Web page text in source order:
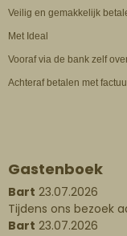
Veilig en gemakkelijk
Met Ideal
Vooraf via de bank zelf
Achteraf betalen met
Gastenboek
Bart 23.07.2026
Tijdens ons bezoek
Bart 23.07.2026